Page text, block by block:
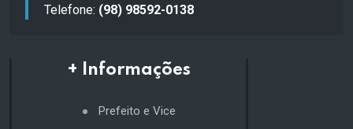
Telefone: (98) 98592-0138
+ Informações
Prefeito e Vice